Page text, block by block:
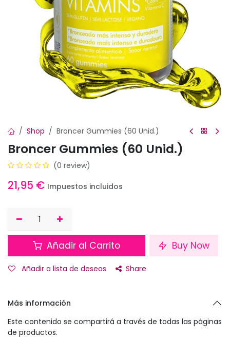
Shop Broncer Gummies (60 Unid.)
Broncer Gummies (60 Unid.)
(0 review)
21,95 € Impuestos incluidos
Añadir al Carrito Buy Now
Añadir a lista de deseos Share
Más información
Este contenido se compartirá a través de todas las páginas
de productos.